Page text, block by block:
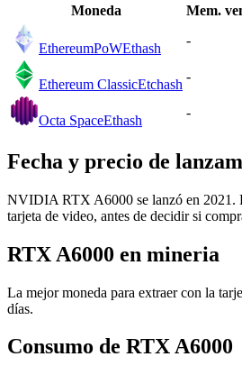
Moneda
Mem.
EthereumPoWEthash
-
Ethereum ClassicEtchash
-
Octa SpaceEthash
-
Fecha y precio de
NVIDIA RTX A6000 se lanzó en 2021.
tarjeta de video, antes de decidir si
RTX A6000 en mineria
La mejor moneda para extraer con la
días.
Consumo de RTX A6000